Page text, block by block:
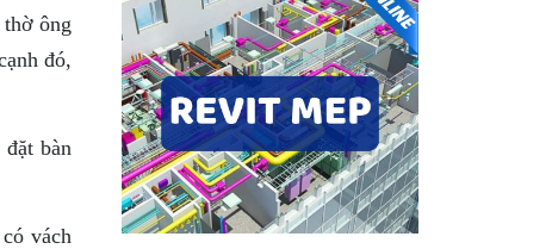
ông
đó,
bàn
vách